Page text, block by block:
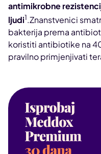
antimikrobne
ljudi1.Znanstvenici
bakterija prema
koristiti antibiotike na
pravilno primjenjivati